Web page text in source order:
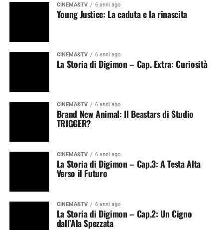
CINEMA&TV 6 anni ago
Young Justice: La caduta e la rinascita
CINEMA&TV 6 anni ago
La Storia di Digimon – Cap. Extra: Curiosità
CINEMA&TV 6 anni ago
Brand New Animal: Il Beastars di Studio
TRIGGER?
CINEMA&TV 6 anni ago
La Storia di Digimon – Cap.3: A Testa Alta
Verso il Futuro
CINEMA&TV 6 anni ago
La Storia di Digimon – Cap.2: Un Cigno
dall’Ala Spezzata